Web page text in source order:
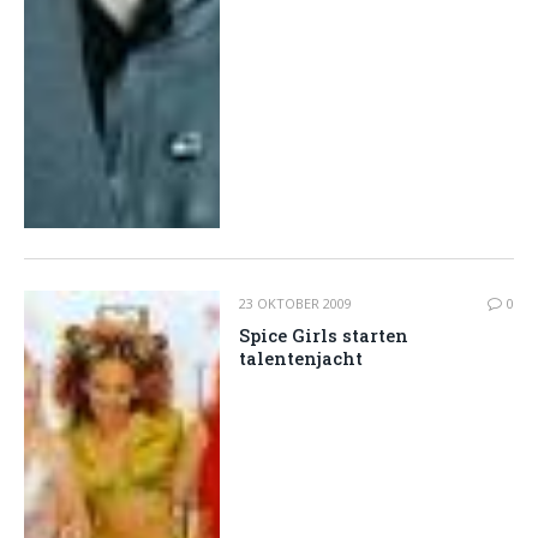
23 OKTOBER 2009 0
Spice Girls starten
talentenjacht